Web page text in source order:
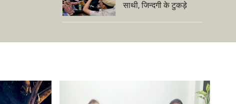
साथी, जिन्दगी के टुकड़े